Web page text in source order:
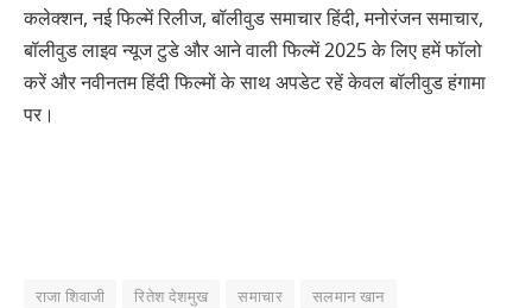
कलेक्शन, नई फिल्में रिलीज, बॉलीवुड समाचार हिंदी, मनोरंजन समाचार,
बॉलीवुड लाइव न्यूज टुडे और आने वाली फिल्में 2025 के लिए हमें फॉलो
करें और नवीनतम हिंदी फिल्मों के साथ अपडेट रहें केवल बॉलीवुड हंगामा
पर।
राजा शिवाजी रितेश देशमुख समाचार सलमान खान